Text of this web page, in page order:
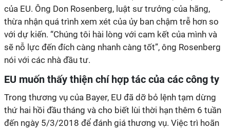
của EU. Ông Don Rosenberg, luật sư trưởng của hãng,
thừa nhận quá trình xem xét của ủy ban chậm trễ hơn so
với dự kiến. “Chúng tôi hài lòng với cam kết của mình và
sẽ nỗ lực đến đích càng nhanh càng tốt”, ông Rosenberg
nói với các nhà đầu tư.
EU muốn thấy thiện chí hợp tác của các công ty
Trong thương vụ của Bayer, EU đã dỡ bỏ lệnh tạm dừng
thứ hai hồi đầu tháng và cho biết lùi thời hạn thêm 6 tuần
đến ngày 5/3/2018 để đánh giá thương vụ. Việc trì hoãn